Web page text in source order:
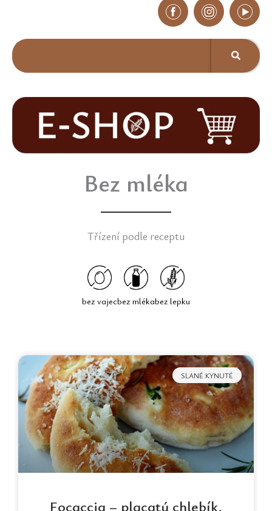
Bez mléka
Třízení podle receptu
bez vajecbez mlékabez lepku
SLANÉ KYNUTÉ
Focaccia – placatý chlebík,
PagePagePage Page